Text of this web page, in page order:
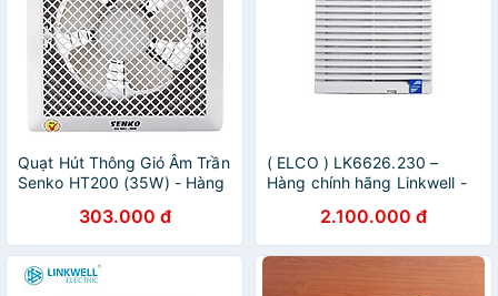
Quạt Hút Thông Gió Âm Trần
Senko HT200 (35W) - Hàng
303.000 đ
( ELCO ) LK6626.230 –
Hàng chính hãng Linkwell -
230VAC2.100.000 đ